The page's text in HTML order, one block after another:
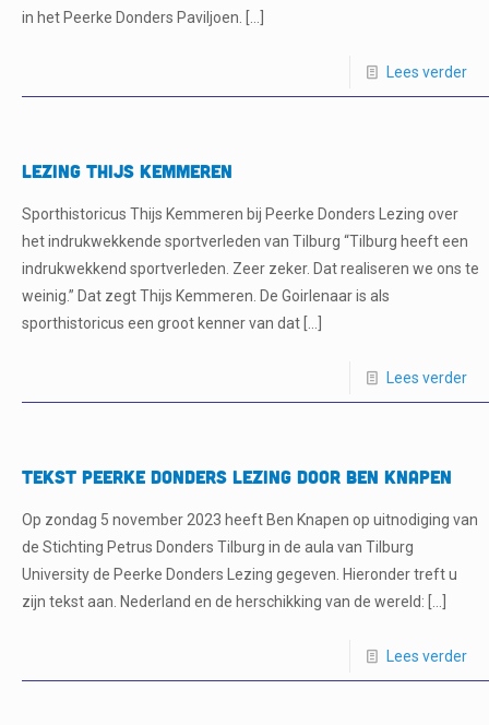
in het Peerke Donders Paviljoen.
Lees verder
LEZING THIJS KEMMEREN
Sporthistoricus Thijs Kemmeren bij Peerke Donders Lezing over
het indrukwekkende sportverleden van Tilburg “Tilburg heeft een
indrukwekkend sportverleden. Zeer zeker. Dat realiseren we ons te
weinig.” Dat zegt Thijs Kemmeren. De Goirlenaar is als
sporthistoricus een groot kenner van dat
Lees verder
Tekst Peerke Donders Lezing door Ben Knapen
Op zondag 5 november 2023 heeft Ben Knapen op uitnodiging van
de Stichting Petrus Donders Tilburg in de aula van Tilburg
University de Peerke Donders Lezing gegeven. Hieronder treft u
zijn tekst aan. Nederland en de herschikking van de wereld:
Lees verder